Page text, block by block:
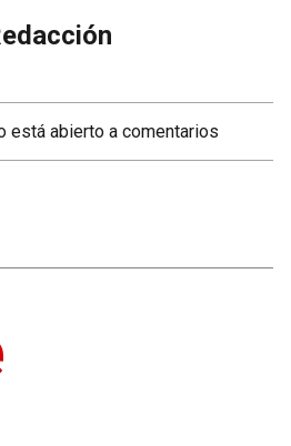
está abierto a comentarios